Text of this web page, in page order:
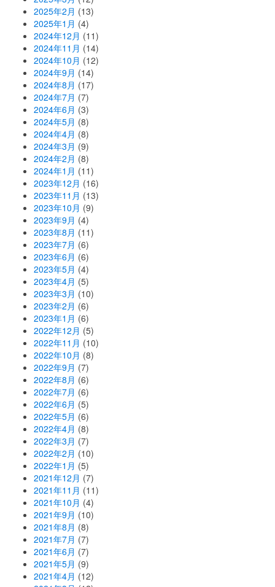
2025年2月 (13)
2025年1月 (4)
2024年12月 (11)
2024年11月 (14)
2024年10月 (12)
2024年9月 (14)
2024年8月 (17)
2024年7月 (7)
2024年6月 (3)
2024年5月 (8)
2024年4月 (8)
2024年3月 (9)
2024年2月 (8)
2024年1月 (11)
2023年12月 (16)
2023年11月 (13)
2023年10月 (9)
2023年9月 (4)
2023年8月 (11)
2023年7月 (6)
2023年6月 (6)
2023年5月 (4)
2023年4月 (5)
2023年3月 (10)
2023年2月 (6)
2023年1月 (6)
2022年12月 (5)
2022年11月 (10)
2022年10月 (8)
2022年9月 (7)
2022年8月 (6)
2022年7月 (6)
2022年6月 (5)
2022年5月 (6)
2022年4月 (8)
2022年3月 (7)
2022年2月 (10)
2022年1月 (5)
2021年12月 (7)
2021年11月 (11)
2021年10月 (4)
2021年9月 (10)
2021年8月 (8)
2021年7月 (7)
2021年6月 (7)
2021年5月 (9)
2021年4月 (12)